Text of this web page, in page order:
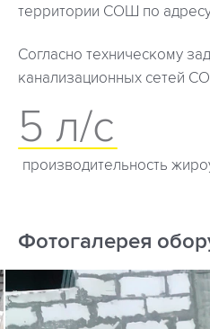
территории СОШ по
Согласно техническому
канализационных сетей
5 л/с
производительность
Фотогалерея